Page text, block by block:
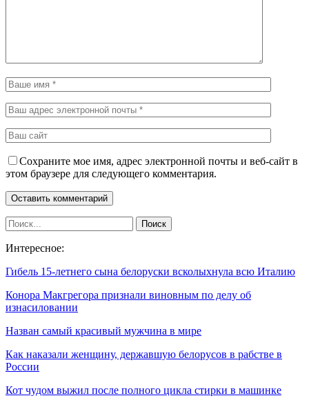
Сохраните мое имя, адрес электронной почты и веб-сайт в
этом браузере для следующего комментария.
Интересное:
Гибель 15-летнего сына белоруски всколыхнула всю Италию
Конора Макгрегора признали виновным по делу об
изнасиловании
Назван самый красивый мужчина в мире
Как наказали женщину, державшую белорусов в рабстве в
России
Кот чудом выжил после полного цикла стирки в машинке